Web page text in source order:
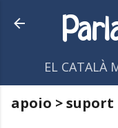
Salta
EL CATALÀ
apoio > suport